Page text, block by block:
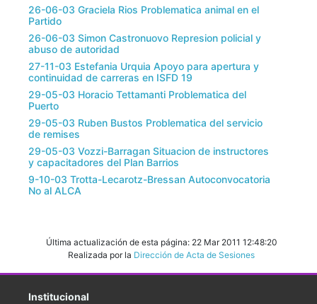
26-06-03 Graciela Rios Problematica animal en el
Partido
26-06-03 Simon Castronuovo Represion policial y
abuso de autoridad
27-11-03 Estefania Urquia Apoyo para apertura y
continuidad de carreras en ISFD 19
29-05-03 Horacio Tettamanti Problematica del
Puerto
29-05-03 Ruben Bustos Problematica del servicio
de remises
29-05-03 Vozzi-Barragan Situacion de instructores
y capacitadores del Plan Barrios
9-10-03 Trotta-Lecarotz-Bressan Autoconvocatoria
No al ALCA
Última actualización de esta página: 22 Mar 2011 12:48:20
Realizada por la Dirección de Acta de Sesiones
Institucional